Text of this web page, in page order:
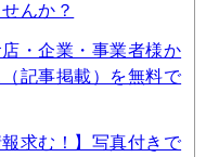
んか？
・企業・事業者様か
記事掲載）を無料で
報求む！】写真付きで